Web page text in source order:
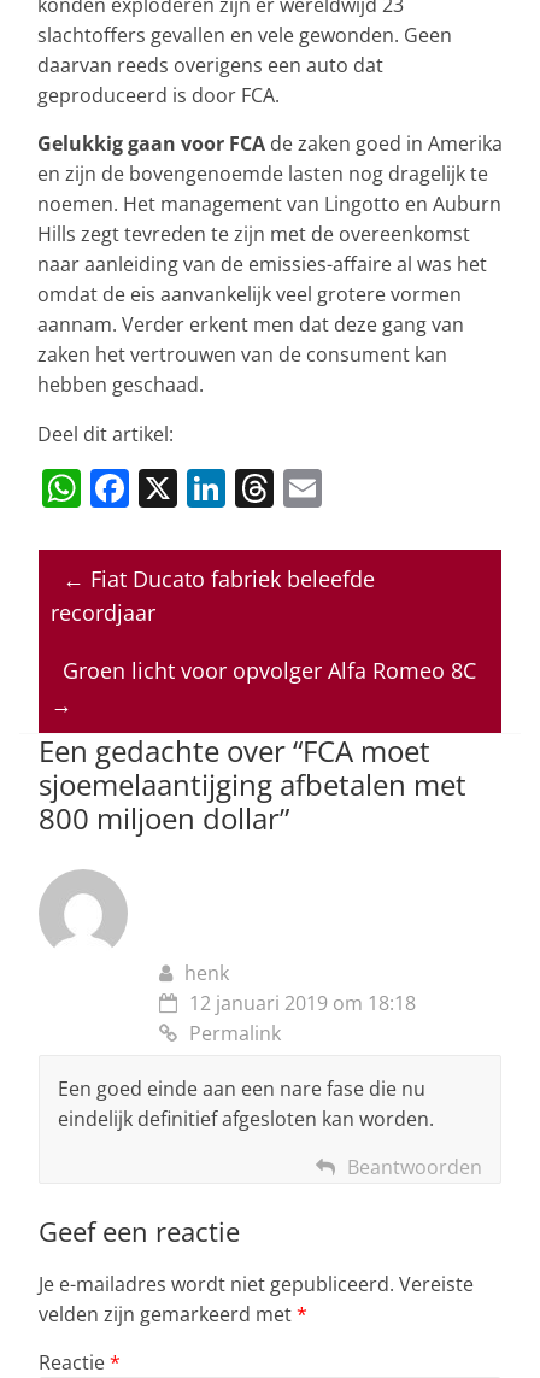
konden exploderen zijn er wereldwijd 23
slachtoffers gevallen en vele gewonden. Geen
daarvan reeds overigens een auto dat
geproduceerd is door FCA.
Gelukkig gaan voor FCA de zaken goed in Amerika
en zijn de bovengenoemde lasten nog dragelijk te
noemen. Het management van Lingotto en Auburn
Hills zegt tevreden te zijn met de overeenkomst
naar aanleiding van de emissies-affaire al was het
omdat de eis aanvankelijk veel grotere vormen
aannam. Verder erkent men dat deze gang van
zaken het vertrouwen van de consument kan
hebben geschaad.
Deel dit artikel:
W
at
s
p
p
F
c
e
o
o
k
X Li
k
e
n
T
re
a
s
ai
l
← Fiat Ducato fabriek beleefde
recordjaar
Groen licht voor opvolger Alfa Romeo 8C
→
Een gedachte over “FCA moet
sjoemelaantijging afbetalen met
800 miljoen dollar”
henk
12 januari 2019 om 18:18
Permalink
Een goed einde aan een nare fase die nu
eindelijk definitief afgesloten kan worden.
Beantwoorden
Geef een reactie
Je e-mailadres wordt niet gepubliceerd. Vereiste
velden zijn gemarkeerd met*
Reactie*